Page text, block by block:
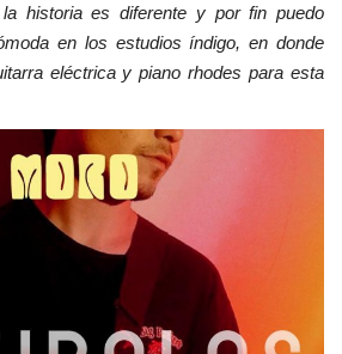
historia es diferente y por fin puedo
en los estudios índigo, en donde
eléctrica y piano rhodes para esta